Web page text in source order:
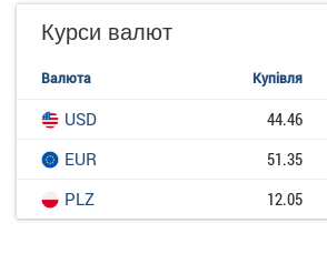
Курси валют
Валюта Купівля
USD 44.46
EUR
51.35
PLZ
12.05